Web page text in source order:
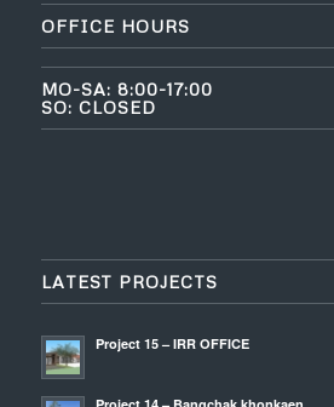
OFFICE HOURS
MO-SA: 8:00-17:00
SO: CLOSED
LATEST PROJECTS
Project 15 – IRR OFFICE